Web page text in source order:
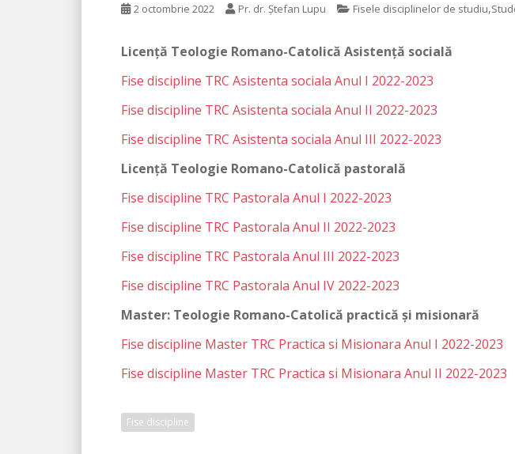
2 octombrie 2022 Pr. dr. Ștefan Lupu Fisele disciplinelor de studiu,
Licenţă Teologie Romano-Catolică Asistenţă socială
Fise discipline TRC Asistenta sociala Anul I 2022-2023
Fise discipline TRC Asistenta sociala Anul II 2022-2023
Fise discipline TRC Asistenta sociala Anul III 2022-2023
Licenţă Teologie Romano-Catolică pastorală
Fise discipline TRC Pastorala Anul I 2022-2023
Fise discipline TRC Pastorala Anul II 2022-2023
Fise discipline TRC Pastorala Anul III 2022-2023
Fise discipline TRC Pastorala Anul IV 2022-2023
Master: Teologie Romano-Catolică practică şi misionară
Fise discipline Master TRC Practica si Misionara Anul I 2022-2023
Fise discipline Master TRC Practica si Misionara Anul II 2022-2023
Fise discipline